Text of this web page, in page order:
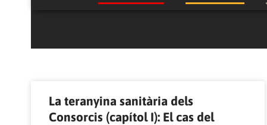
La teranyina sanitària dels
Consorcis (capítol I): El cas del